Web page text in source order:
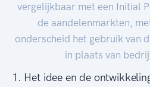
vergelijkbaar met een Initial
de aandelenmarkten,
onderscheid het gebruik van
in plaats van
1. Het idee en de